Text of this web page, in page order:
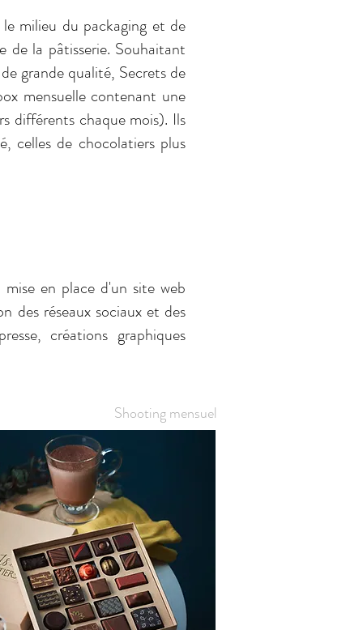
milieu du packaging et de
de la pâtisserie. Souhaitant
grande qualité, Secrets de
mensuelle contenant une
différents chaque mois). Ils
celles de chocolatiers plus
en place d'un site web
des réseaux sociaux et des
créations graphiques
Shooting mensuel